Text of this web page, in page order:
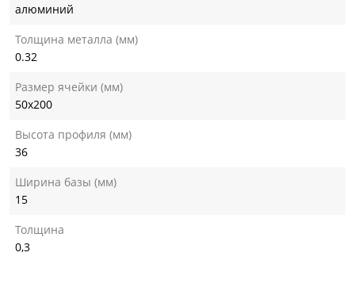
алюминий
Толщина металла (мм)
0.32
Размер ячейки (мм)
50х200
Высота профиля (мм)
36
Ширина базы (мм)
15
Толщина
0,3